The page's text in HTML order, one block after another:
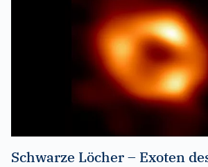
Schwarze Löcher – Exoten